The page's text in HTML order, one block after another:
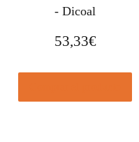
- Dicoal
53,33€